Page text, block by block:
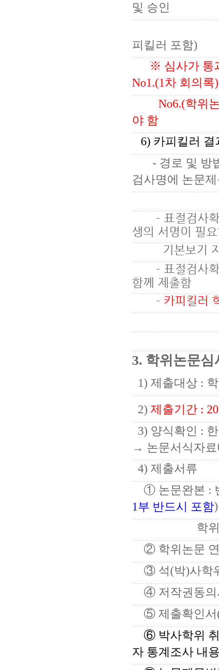
및 승인
피킬러 포함)
※ 심사가 통과
No1.(1차 회의
No6.(학위논
야 함
6) 카피킬러 결
- 경로 및 방
검사명에 논문
- 표절검사확
생의 서명이 필
기본보기 자
- 표절검사확
함께 제출함
- 카피킬러
3. 학위논문
1) 제출대상 :
2) 제출기간 :
3) 양식확인 :
→ 논문서식자
4) 제출서류
① 논문완본 :
1부 반드시 포함)
학위논문
② 학위논문 연
③ 석(박)사학
④ 저작권동의
⑤ 제출확인서
⑥ 박사학위
자 통계조사 내